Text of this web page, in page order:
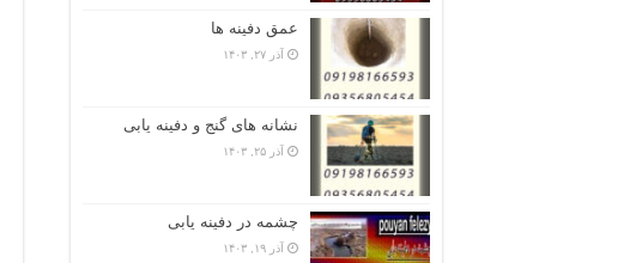
عمق دفینه ها
آذر ۲۷, ۱۴۰۳
نشانه های گنج و دفینه یابی
آذر ۲۵, ۱۴۰۳
چشمه در دفینه یابی
آذر ۱۹, ۱۴۰۳